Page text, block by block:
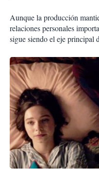
Aunque la producción
relaciones personales
sigue siendo el eje principal